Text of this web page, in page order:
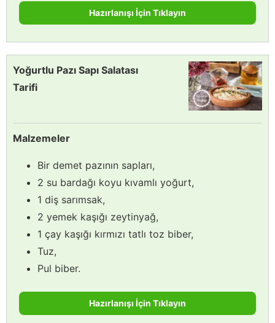
Hazırlanışı İçin Tıklayın
Yoğurtlu Pazı Sapı Salatası
Tarifi
Malzemeler
Bir demet pazının sapları,
2 su bardağı koyu kıvamlı yoğurt,
1 diş sarımsak,
2 yemek kaşığı zeytinyağ,
1 çay kaşığı kırmızı tatlı toz biber,
Tuz,
Pul biber.
Hazırlanışı İçin Tıklayın